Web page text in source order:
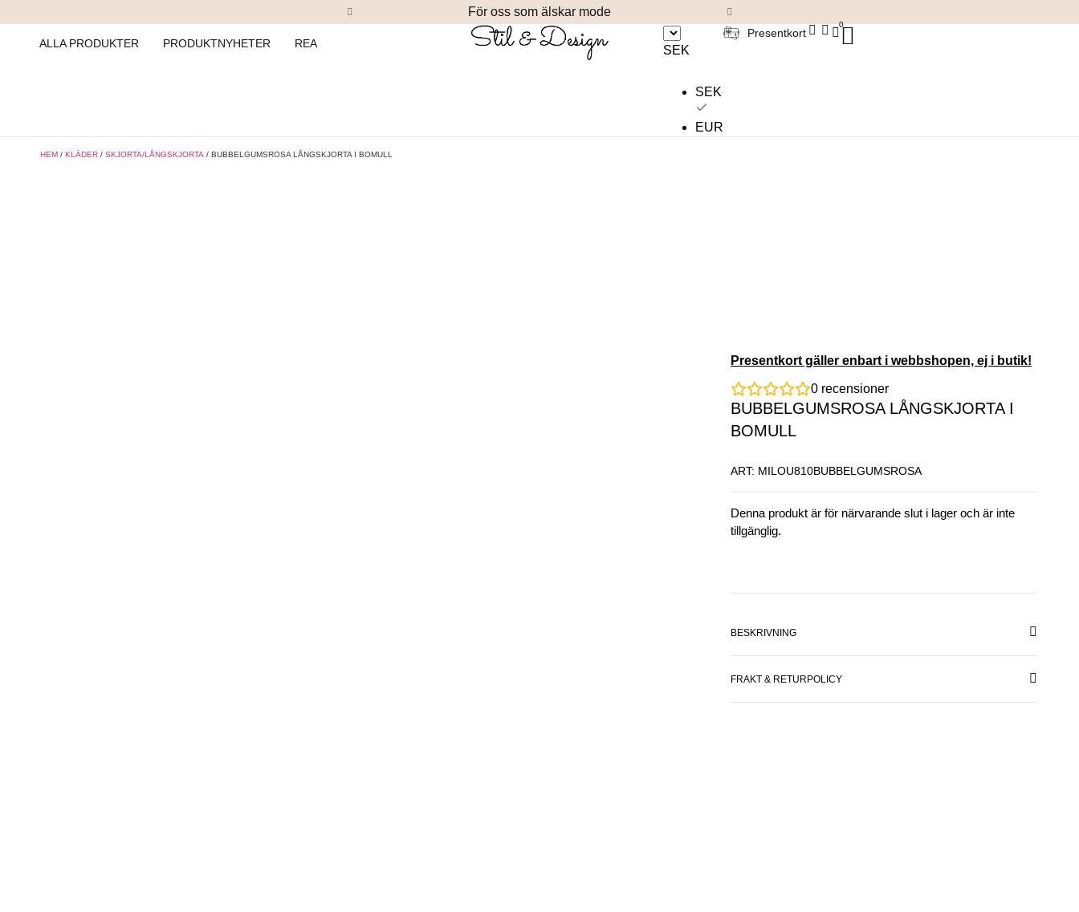
För oss som älskar mode
ALLA PRODUKTER PRODUKTNYHETER REA SEK
SEK
EUR
Presentkort
0
HEM / KLÄDER / SKJORTA/LÅNGSKJORTA / BUBBELGUMSROSA LÅNGSKJORTA I BOMULL
Presentkort gäller enbart i webbshopen, ej i butik!
0 recensioner
BUBBELGUMSROSA LÅNGSKJORTA I
BOMULL
ART: MILOU810BUBBELGUMSROSA
Denna produkt är för närvarande slut i lager och är inte
tillgänglig.
BESKRIVNING
FRAKT & RETURPOLICY